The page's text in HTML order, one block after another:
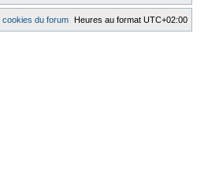
Heures au format UTC+02:00
cookies du forum